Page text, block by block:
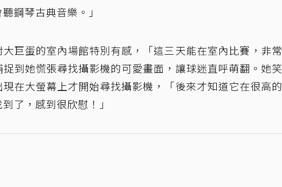
鋼琴古典音樂。」
巨蛋的室內場館特別有感，「這三天能在室內比賽，非常
到她慌張尋找攝影機的可愛畫面，讓球迷直呼萌翻。她笑
在大螢幕上才開始尋找攝影機，「後來才知道它在很高的
了，感到很欣慰！」